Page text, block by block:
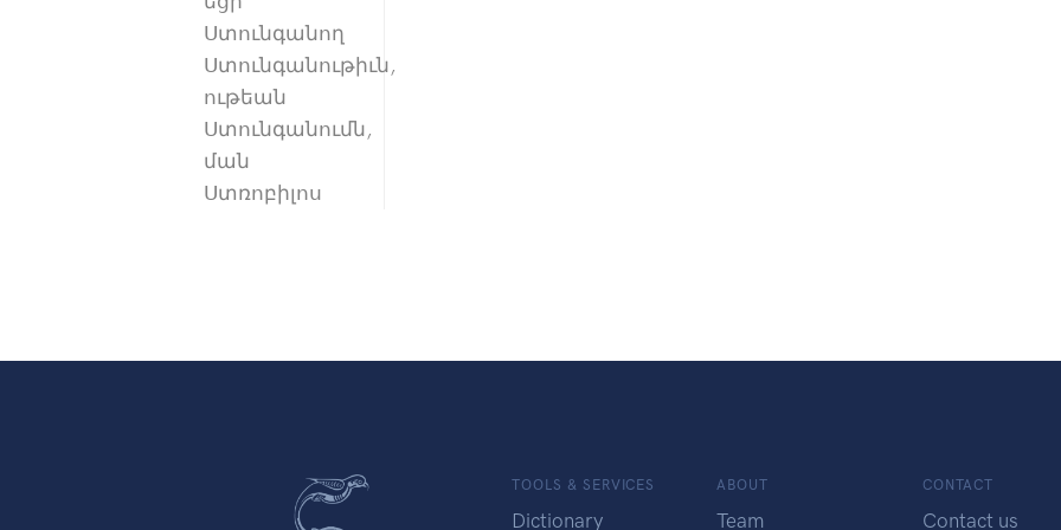
Ստունգանող
Ստունգանութիւն,
ութեան
Ստունգանումն,
ման
Ստռոբիլոս
TOOLS & SERVICES
Dictionary
ABOUT
Team
CONTACT
Contact us